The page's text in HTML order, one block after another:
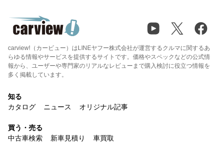
carview!（カービュー）はLINEヤフー株式会社が運営するクルマに関するあ
らゆる情報やサービスを提供するサイトです。価格やスペックなどの公式情
報から、ユーザーや専門家のリアルなレビューまで購入検討に役立つ情報を
多く掲載しています。
知る
カタログ
ニュース オリジナル記事
買う・売る
中古車検索
新車見積り 車買取